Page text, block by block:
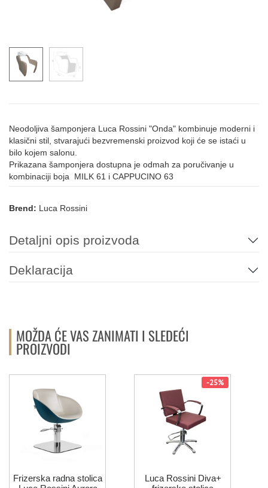
Neodoljiva šamponjera Luca Rossini "Onda" kombinuje moderni i
klasični stil, stvarajući bezvremenski proizvod koji će se istaći u
bilo kojem salonu.
Prikazana šamponjera dostupna je odmah za poručivanje u
kombinaciji boja MILK 61 i CAPPUCINO 63
Brend: Luca Rossini
Detaljni opis proizvoda
Deklaracija
MOŽDA ĆE VAS ZANIMATI I SLEDEĆI
PROIZVODI
Frizerska radna stolica
-25%
Luca Rossini Diva+